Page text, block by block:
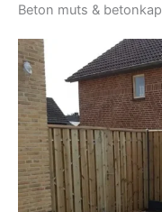
Beton muts & betonkap